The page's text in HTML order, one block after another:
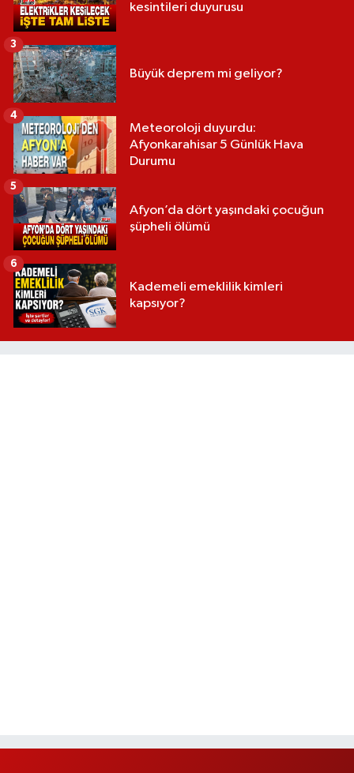
kesintileri duyurusu
Büyük deprem mi geliyor?
3
Meteoroloji duyurdu:
Afyonkarahisar 5 Günlük Hava
Durumu
4
Afyon’da dört yaşındaki çocuğun
şüpheli ölümü
5
Kademeli emeklilik kimleri
kapsıyor?
6